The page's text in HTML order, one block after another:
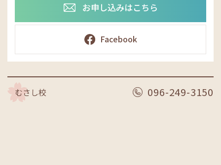
お申し込みはこちら
Facebook
むさし校 096-249-3150